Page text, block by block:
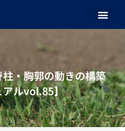
・胸郭の動きの構築
アルvol.85】